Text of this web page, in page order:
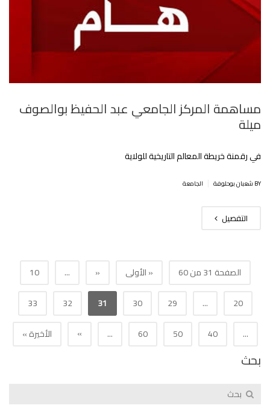
مساهمة المركز الجامعي عبد الحفيظ بوالصوف
ميلة
في رقمنة خريطة المعالم التاريخية للولاية
BY شعبان بوحلوفة الجامعة
التفصيل
الصفحة 31 من 60 « الأولى «
...
10
20
...
29
30
31
32
33
...
40
50
60
...
» الأخيرة »
بحث